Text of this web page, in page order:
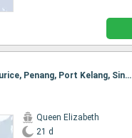
Itinerario : Ciudad del Cabo, Puerto Elizabeth, Durban, Isla de la Reunion, Ile Maurice, Penang, Port Kelang, Singapur
Queen Elizabeth
21 d